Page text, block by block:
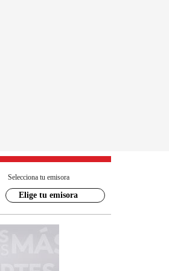
Selecciona tu emisora
Elige tu emisora